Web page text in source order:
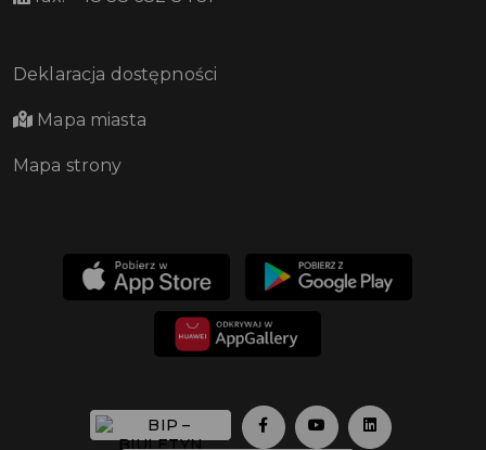
Deklaracja dostępności
Mapa miasta
Mapa strony